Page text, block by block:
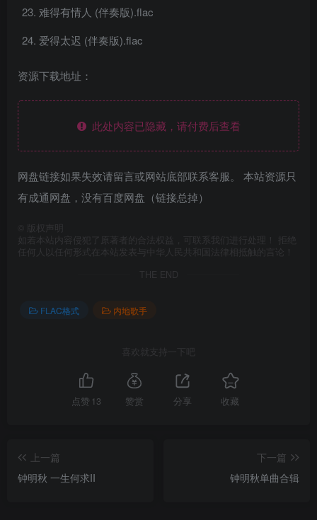
难得有情人 (伴奏版).flac
爱得太迟 (伴奏版).flac
资源下载地址：
此处内容已隐藏，请付费后查看
网盘链接如果失效请留言或网站底部联系客服。 本站资源只
有成通网盘，没有百度网盘（链接总掉）
版权声明
如若本站内容侵犯了原著者的合法权益，可联系我们进行处理！ 拒绝
任何人以任何形式在本站发表与中华人民共和国法律相抵触的言论！
THE END
FLAC格式 内地歌手
喜欢就支持一下吧
点赞 13 赞赏 分享 收藏
上一篇
钟明秋 一生何求II
下一篇
钟明秋单曲合辑